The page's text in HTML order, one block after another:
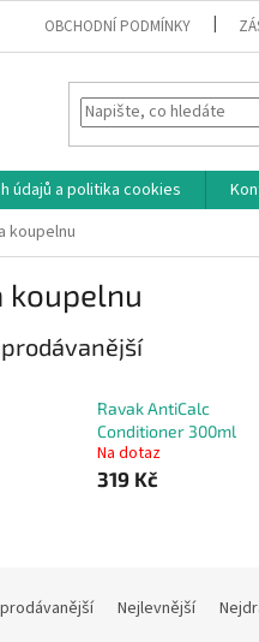
OBCHODNÍ PODMÍNKY
údajů a politika cookies
koupelnu
koupelnu
Ravak AntiCalc
Conditioner 300ml
Na dotaz
319 Kč
Nejlevnější